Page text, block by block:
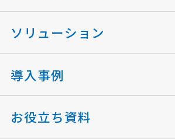
ソリューション
導入事例
お役立ち資料